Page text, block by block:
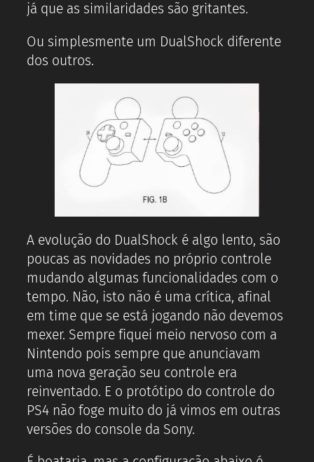
já que as similaridades são gritantes.
Ou simplesmente um DualShock diferente
dos outros.
A evolução do DualShock é algo lento, são
poucas as novidades no próprio controle
mudando algumas funcionalidades com o
tempo. Não, isto não é uma crítica, afinal
em time que se está jogando não devemos
mexer. Sempre fiquei meio nervoso com a
Nintendo pois sempre que anunciavam
uma nova geração seu controle era
reinventado. E o protótipo do controle do
PS4 não foge muito do já vimos em outras
versões do console da Sony.